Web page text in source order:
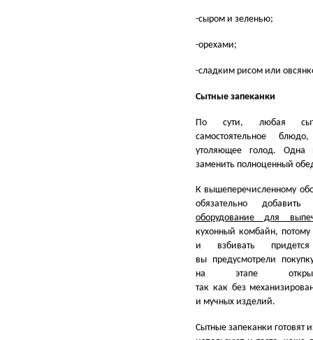
-сыром и зеленью;
-орехами;
-сладким рисом или
Сытные запеканки
По сути, любая
самостоятельное
утоляющее голод. Одна
заменить полноценный
К вышеперечисленному
обязательно
оборудование для
кухонный комбайн, потому
и взбивать
вы предусмотрели
на этапе
так как без
и мучных изделий.
Сытные запеканки